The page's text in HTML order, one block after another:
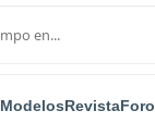
ModelosRevistaForo